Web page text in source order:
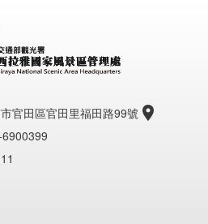
官田區官田里福田路99號